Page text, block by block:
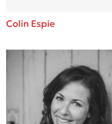
Colin Espie